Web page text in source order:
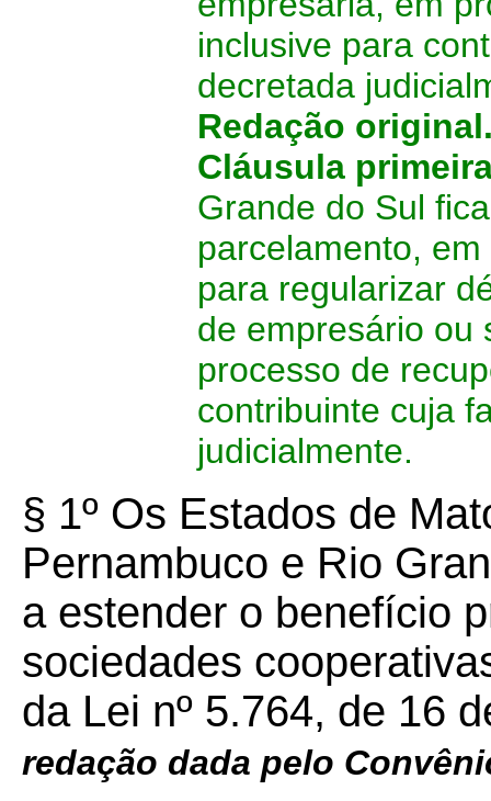
inclusive para
decretada
Redação
Cláusula
Grande do Sul
parcelamento,
para regularizar
de empresário ou
processo de
contribuinte cuja
judicialmente.
§ 1º Os Estados de
Pernambuco e Rio
a estender o benefício
sociedades
da Lei nº 5.764, de 16
redação dada pelo